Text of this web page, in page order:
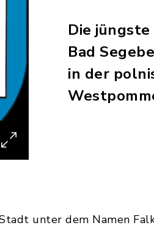
Die
Bad
in der
unter dem Namen